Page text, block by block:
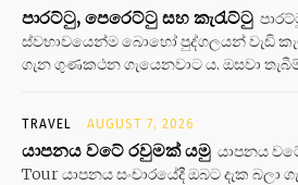
පාරට්ටු, පෙරෙට්ටු සහ කැරැට්ටු
ස්වභාවයෙන්ම බොහෝ පුද්ගලයන් වැඩි
ගැන ගුණකථන ගැයෙනවාට ය. ඔසවා
TRAVEL AUGUST 7, 2026
යාපනය වටේ රවුමක් යමු යාපනය
Tour යාපනය සංචාරයේදී ඔබට දැක